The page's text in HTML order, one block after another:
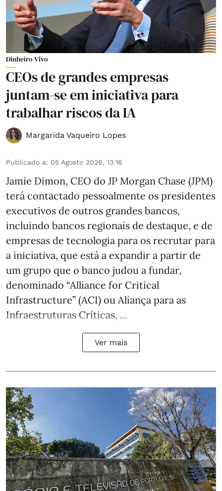
Dinheiro Vivo
CEOs de grandes empresas
juntam-se em iniciativa para
trabalhar riscos da IA
Margarida Vaqueiro Lopes
Publicado a: 05 Agosto 2026, 13:16
Jamie Dimon, CEO do JP Morgan Chase (JPM)
terá contactado pessoalmente os presidentes
executivos de outros grandes bancos,
incluindo bancos regionais de destaque, e de
empresas de tecnologia para os recrutar para
a iniciativa, que está a expandir a partir de
um grupo que o banco judou a fundar,
denominado “Alliance for Critical
Infrastructure” (ACI) ou Aliança para as
Infraestruturas Críticas, ...
Ver mais